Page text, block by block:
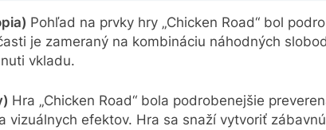
Pohľad na prvky hry „Chicken Road“ bol
je zameraný na kombináciu náhodných
vkladu.
Hra „Chicken Road“ bola podrobenejšie
vizuálnych efektov. Hra sa snaží vytvoriť